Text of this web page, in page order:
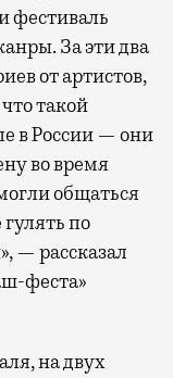
фестиваль
За эти два
от артистов,
такой
в России — они
во время
общаться
по
— рассказал
феста»
на двух